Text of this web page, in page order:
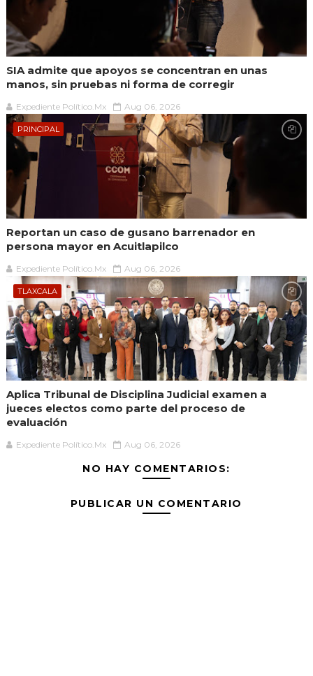
SIA admite que apoyos se concentran en unas
manos, sin pruebas ni forma de corregir
Expediente Político.Mx Aug 06, 2026
PRINCIPAL
Reportan un caso de gusano barrenador en
persona mayor en Acuitlapilco
Expediente Político.Mx Aug 06, 2026
TLAXCALA
Aplica Tribunal de Disciplina Judicial examen a
jueces electos como parte del proceso de
evaluación
Expediente Político.Mx Aug 06, 2026
NO HAY COMENTARIOS:
PUBLICAR UN COMENTARIO